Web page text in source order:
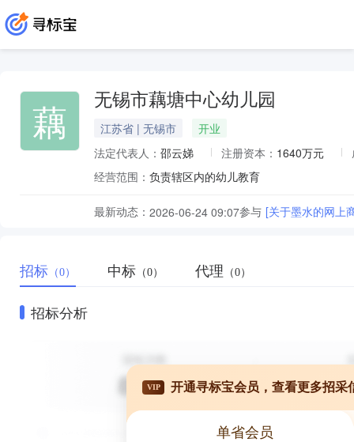
藕 无锡市藕塘中心幼儿园
江苏省 | 无锡市
开业
法定代表人： 邵云娣 注册资本： 1640万元
经营范围： 负责辖区内的幼儿教育
最新动态： 2026-06-24 09:07参与 [关于墨水的网上
招标 （0） 中标 （0） 代理 （0）
招标分析
VIP 开通寻标宝会员，查看更多招采
单省会员